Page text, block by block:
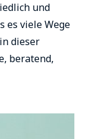
und
es viele Wege
dieser
beratend,